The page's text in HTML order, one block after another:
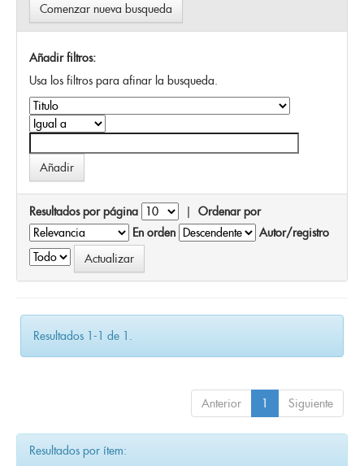
Comenzar nueva busqueda
Añadir filtros:
Usa los filtros para afinar la busqueda.
Resultados por página | Ordenar por
En orden
Autor/registro
Resultados 1-1 de 1.
Anterior 1 Siguiente
Resultados por ítem: